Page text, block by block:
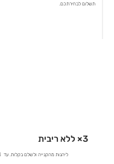
תשלום לבחירתכם.
3× ללא ריבית
ליהנות מהקנייה ולשלם בקלות. עד 3 תשלומים ללא ריבית להזמנות מעל 400 ש"ח.